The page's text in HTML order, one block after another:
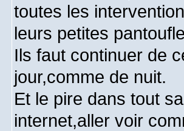
toutes les
leurs petites
Ils faut continuer de
jour,comme de nuit.
Et le pire dans tout
internet,aller voir